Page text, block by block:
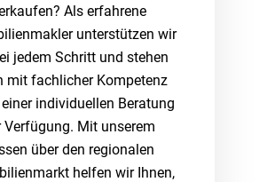
Als erfahrene
unterstützen wir
jedem Schritt und stehen
mit fachlicher Kompetenz
individuellen Beratung
Verfügung. Mit unserem
über den regionalen
helfen wir Ihnen,